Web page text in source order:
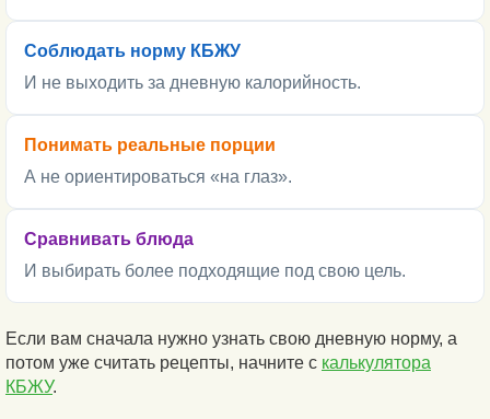
Соблюдать норму КБЖУ
И не выходить за дневную калорийность.
Понимать реальные порции
А не ориентироваться «на глаз».
Сравнивать блюда
И выбирать более подходящие под свою цель.
Если вам сначала нужно узнать свою дневную норму, а
потом уже считать рецепты, начните с калькулятора
КБЖУ.